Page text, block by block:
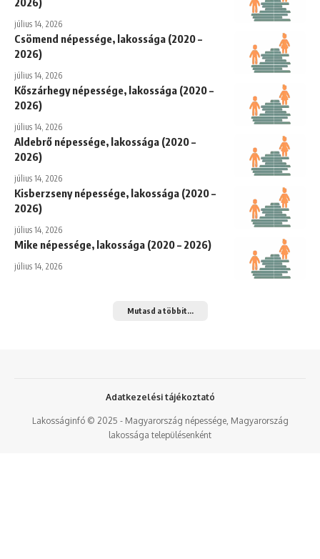
július 14, 2026
Csömend népessége, lakossága (2020 –
2026)
július 14, 2026
Kőszárhegy népessége, lakossága (2020 –
2026)
július 14, 2026
Aldebrő népessége, lakossága (2020 –
2026)
július 14, 2026
Kisberzseny népessége, lakossága (2020 –
2026)
július 14, 2026
Mike népessége, lakossága (2020 – 2026)
július 14, 2026
Mutasd a többit...
Lakosságinfó © 2025 - Magyarország népessége, Magyarország
lakossága településenként
Adatkezelési tájékoztató